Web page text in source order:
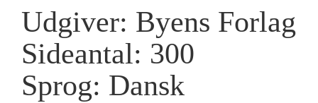
Udgiver: Byens Forlag
Sideantal: 300
Sprog: Dansk